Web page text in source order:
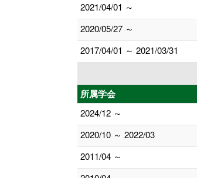
2021/04/01 ～
2020/05/27 ～
2017/04/01 ～ 2021/03/31
所属学会
2024/12 ～
2020/10 ～ 2022/03
2011/04 ～